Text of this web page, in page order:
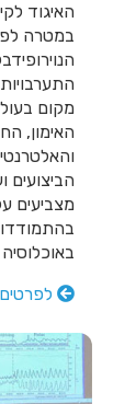
האיגוד
במטרה
מקום
האימון,
הביצועים
מצביעים